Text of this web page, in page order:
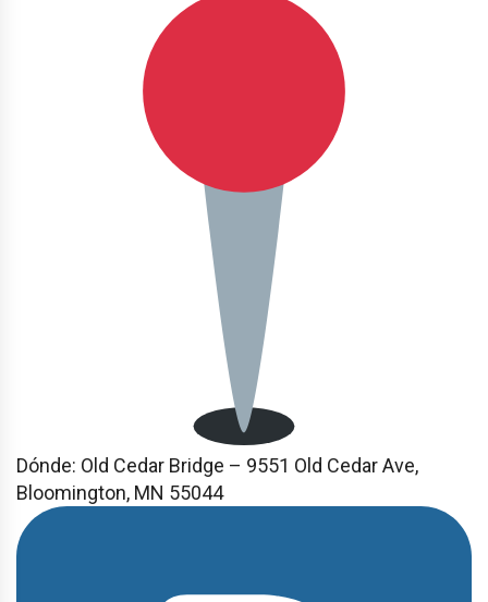
Dónde: Old Cedar Bridge – 9551 Old Cedar Ave,
Bloomington, MN 55044